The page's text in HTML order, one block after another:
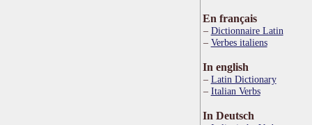
En français
Dictionnaire Latin
Verbes italiens
In english
Latin Dictionary
Italian Verbs
In Deutsch